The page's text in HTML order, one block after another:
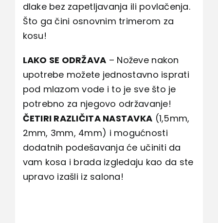
dlake bez zapetljavanja ili povlačenja.
Što ga čini osnovnim trimerom za
kosu!
LAKO SE ODRŽAVA – Noževe nakon
upotrebe možete jednostavno isprati
pod mlazom vode i to je sve što je
potrebno za njegovo održavanje!
ČETIRI RAZLIČITA NASTAVKA (1,5mm,
2mm, 3mm, 4mm) i mogućnosti
dodatnih podešavanja će učiniti da
vam kosa i brada izgledaju kao da ste
upravo izašli iz salona!